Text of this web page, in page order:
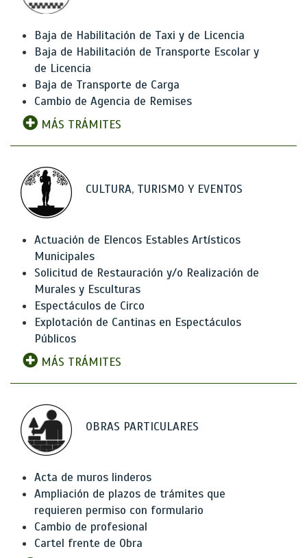
Baja de Habilitación de Taxi y de Licencia
Baja de Habilitación de Transporte Escolar y
de Licencia
Baja de Transporte de Carga
Cambio de Agencia de Remises
MÁS TRÁMITES
CULTURA, TURISMO Y EVENTOS
Actuación de Elencos Estables Artísticos
Municipales
Solicitud de Restauración y/o Realización de
Murales y Esculturas
Espectáculos de Circo
Explotación de Cantinas en Espectáculos
Públicos
MÁS TRÁMITES
OBRAS PARTICULARES
Acta de muros linderos
Ampliación de plazos de trámites que
requieren permiso con formulario
Cambio de profesional
Cartel frente de Obra